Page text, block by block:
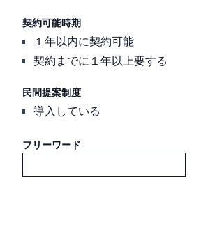
契約可能時期
１年以内に契約可能
契約までに１年以上要する
民間提案制度
導入している
フリーワード